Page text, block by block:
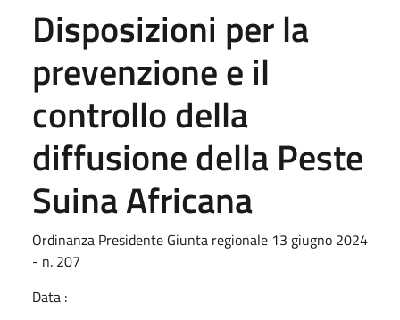
Disposizioni per la
prevenzione e il
controllo della
diffusione della Peste
Suina Africana
Ordinanza Presidente Giunta regionale 13 giugno 2024
- n. 207
Data :